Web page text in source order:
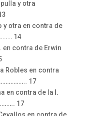
y otra
y otra en contra de
14
en contra de Erwin
Robles en contra
…………….. 17
en contra de la I.
17